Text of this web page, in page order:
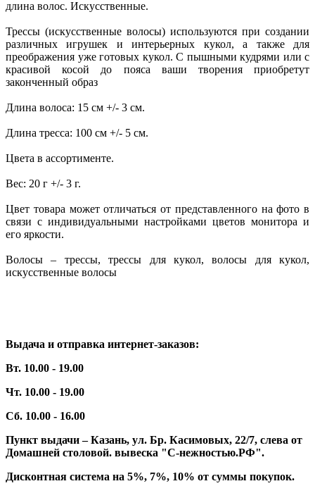
длина волос. Искусственные.
Трессы (искусственные волосы) используются при создании
различных игрушек и интерьерных кукол, а также для
преображения уже готовых кукол. С пышными кудрями или с
красивой косой до пояса ваши творения приобретут
законченный образ
Длина волоса: 15 см +/- 3 см.
Длина тресса: 100 см +/- 5 см.
Цвета в ассортименте.
Вес: 20 г +/- 3 г.
Цвет товара может отличаться от представленного на фото в
связи с индивидуальными настройками цветов монитора и
его яркости.
Волосы – трессы, трессы для кукол, волосы для кукол,
искусственные волосы
Выдача и отправка интернет-заказов:
Вт. 10.00 - 19.00
Чт. 10.00 - 19.00
Сб. 10.00 - 16.00
Пункт выдачи – Казань, ул. Бр. Касимовых, 22/7, слева от
Домашней столовой. вывеска "С-нежностью.РФ".
Дисконтная система на 5%, 7%, 10% от суммы покупок.